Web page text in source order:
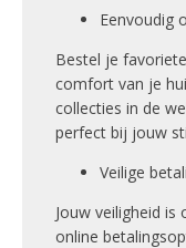
Eenvoudig
Bestel je
comfort van je
collecties in de
perfect bij jouw
Veilige
Jouw veiligheid is
online